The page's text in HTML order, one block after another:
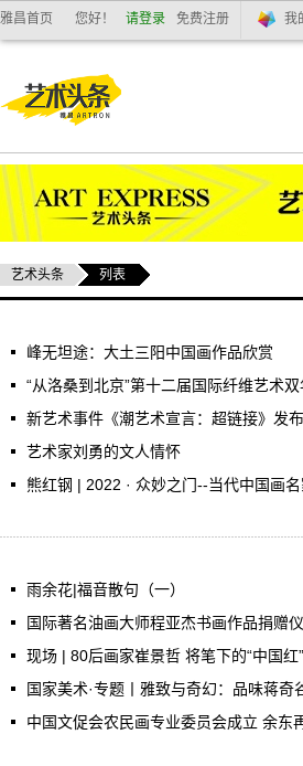
雅昌首页 您好！ 请登录 免费注册 我
艺术头条 列表
峰无坦途：大土三阳中国画作品欣赏
“从洛桑到北京”第十二届国际纤维艺术
新艺术事件《潮艺术宣言：超链接》发
艺术家刘勇的文人情怀
熊红钢 | 2022 · 众妙之门--当代中国画
雨余花|福音散句（一）
国际著名油画大师程亚杰书画作品捐赠
现场 | 80后画家崔景哲 将笔下的“中国红
国家美术·专题丨雅致与奇幻：品味蒋奇
中国文促会农民画专业委员会成立 余东